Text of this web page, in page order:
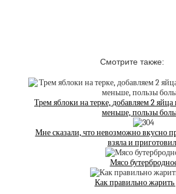
Смотрите также:
Трем яблоки на терке, добавляем 2
меньше, пользы
Мне сказали, что невозможно вкусно
взяла и
Мясо
Как правильно жарить